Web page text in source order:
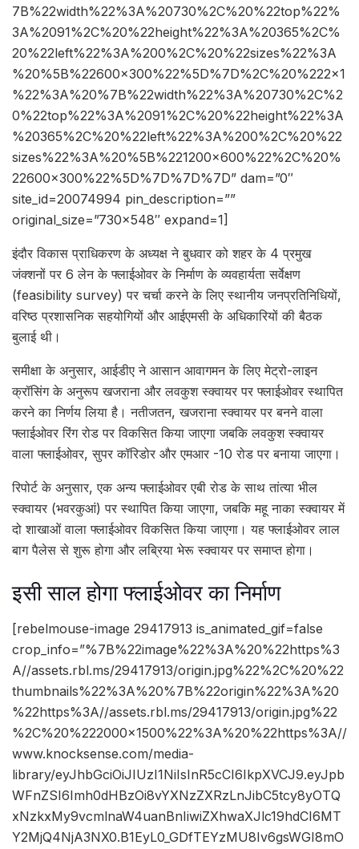
7B%22width%22%3A%20730%2C%20%22top%22%
3A%2091%2C%20%22height%22%3A%20365%2C%
20%22left%22%3A%200%2C%20%22sizes%22%3A
%20%5B%22600×300%22%5D%7D%2C%20%222×1
%22%3A%20%7B%22width%22%3A%20730%2C%2
0%22top%22%3A%2091%2C%20%22height%22%3A
%20365%2C%20%22left%22%3A%200%2C%20%22
sizes%22%3A%20%5B%221200×600%22%2C%20%
22600×300%22%5D%7D%7D%7D” dam=”0″
site_id=20074994 pin_description=””
original_size=”730×548″ expand=1]
इंदौर विकास प्राधिकरण के अध्यक्ष ने बुधवार को शहर के 4 प्रमुख
जंक्शनों पर 6 लेन के फ्लाईओवर के निर्माण के व्यवहार्यता सर्वेक्षण
(feasibility survey) पर चर्चा करने के लिए स्थानीय जनप्रतिनिधियों,
वरिष्ठ प्रशासनिक सहयोगियों और आईएमसी के अधिकारियों की बैठक
बुलाई थी।
समीक्षा के अनुसार, आईडीए ने आसान आवागमन के लिए मेट्रो-लाइन
क्रॉसिंग के अनुरूप खजराना और लवकुश स्क्वायर पर फ्लाईओवर स्थापित
करने का निर्णय लिया है। नतीजतन, खजराना स्क्वायर पर बनने वाला
फ्लाईओवर रिंग रोड पर विकसित किया जाएगा जबकि लवकुश स्क्वायर
वाला फ्लाईओवर, सुपर कॉरिडोर और एमआर -10 रोड पर बनाया जाएगा।
रिपोर्ट के अनुसार, एक अन्य फ्लाईओवर एबी रोड के साथ तांत्या भील
स्क्वायर (भवरकुआं) पर स्थापित किया जाएगा, जबकि महू नाका स्क्वायर में
दो शाखाओं वाला फ्लाईओवर विकसित किया जाएगा। यह फ्लाईओवर लाल
बाग पैलेस से शुरू होगा और लब्रिया भेरू स्क्वायर पर समाप्त होगा।
इसी साल होगा फ्लाईओवर का निर्माण
[rebelmouse-image 29417913 is_animated_gif=false
crop_info=”%7B%22image%22%3A%20%22https%3
A//assets.rbl.ms/29417913/origin.jpg%22%2C%20%22
thumbnails%22%3A%20%7B%22origin%22%3A%20
%22https%3A//assets.rbl.ms/29417913/origin.jpg%22
%2C%20%222000×1500%22%3A%20%22https%3A//
www.knocksense.com/media-
library/eyJhbGciOiJIUzI1NiIsInR5cCI6IkpXVCJ9.eyJpb
WFnZSI6Imh0dHBzOi8vYXNzZXRzLnJibC5tcy8yOTQ
xNzkxMy9vcmlnaW4uanBnIiwiZXhwaXJlc19hdCI6MT
Y2MjQ4NjA3NX0.B1EyL0_GDfTEYzMU8Iv6gsWGI8mO